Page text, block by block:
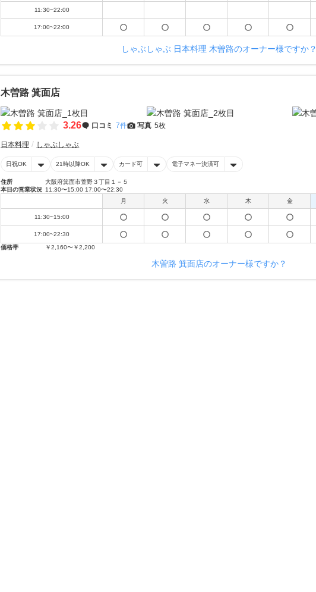
11:30~22:00
17:00~22:00
しゃぶしゃぶ 日本料理 木曽路のオーナー様ですか？
木曽路 箕面店
3.26 口コミ 7件 写真 5枚
日本料理 しゃぶしゃぶ
日祝OK 21時以降OK カード可 電子マネー決済可
住所
大阪府箕面市萱野３丁目１－５
本日の営業状況 11:30〜15:00 17:00〜22:30
月
火 水 木 金
11:30~15:00
17:00~22:30
価格帯
￥2,160〜￥2,200
木曽路 箕面店のオーナー様ですか？